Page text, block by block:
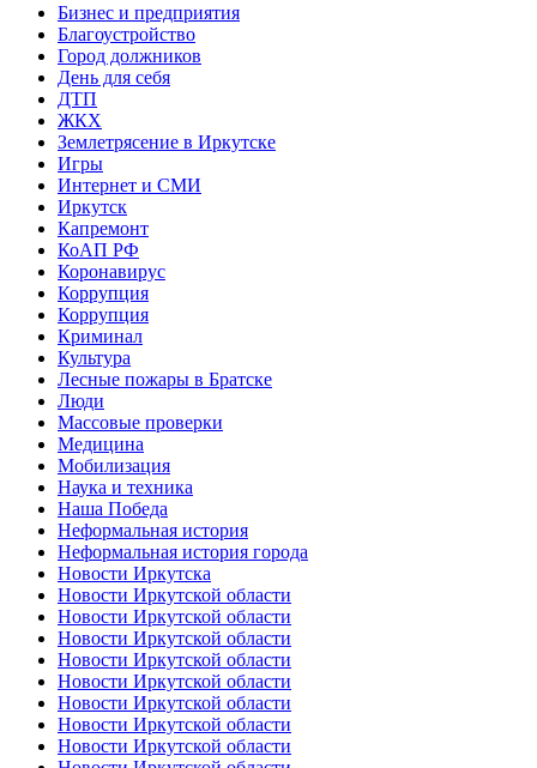
Бизнес и предприятия
Благоустройство
Город должников
День для себя
ДТП
ЖКХ
Землетрясение в Иркутске
Игры
Интернет и СМИ
Иркутск
Капремонт
КоАП РФ
Коронавирус
Коррупция
Коррупция
Криминал
Культура
Лесные пожары в Братске
Люди
Массовые проверки
Медицина
Мобилизация
Наука и техника
Наша Победа
Неформальная история
Неформальная история города
Новости Иркутска
Новости Иркутской области
Новости Иркутской области
Новости Иркутской области
Новости Иркутской области
Новости Иркутской области
Новости Иркутской области
Новости Иркутской области
Новости Иркутской области